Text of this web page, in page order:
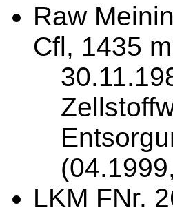
Raw
Cfl, 1435
LKM FNr.